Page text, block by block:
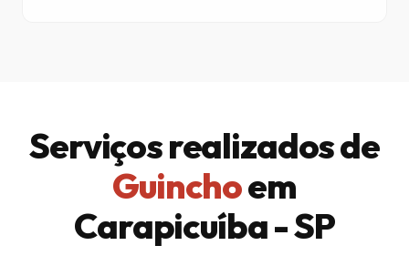
Serviços realizados de
Guinchoem
Carapicuíba - SP